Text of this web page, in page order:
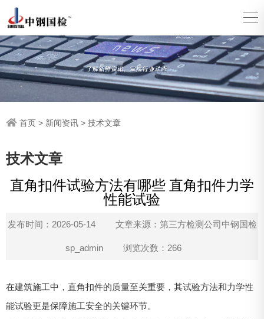
首页 > 新闻资讯 > 技术文章
技术文章
直角扣件试验方法有哪些 直角扣件力学
性能试验
发布时间：2026-05-14 文章来源：第三方检测公司中钢国检
sp_admin 浏览次数：266
在建筑施工中，直角扣件的质量至关重要，其试验方法和力学性
能试验更是保障施工安全的关键环节。